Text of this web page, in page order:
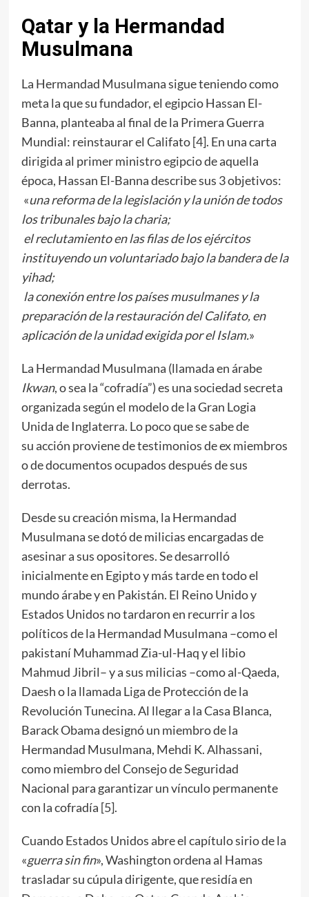
Qatar y la Hermandad
Musulmana
La Hermandad Musulmana sigue teniendo como
meta la que su fundador, el egipcio Hassan El-
Banna, planteaba al final de la Primera Guerra
Mundial: reinstaurar el Califato [4]. En una carta
dirigida al primer ministro egipcio de aquella
época, Hassan El-Banna describe sus 3 objetivos:
«una reforma de la legislación y la unión de todos
los tribunales bajo la charia;
el reclutamiento en las filas de los ejércitos
instituyendo un voluntariado bajo la bandera de la
yihad;
la conexión entre los países musulmanes y la
preparación de la restauración del Califato, en
aplicación de la unidad exigida por el Islam.»
La Hermandad Musulmana (llamada en árabe
Ikwan, o sea la “cofradía”) es una sociedad secreta
organizada según el modelo de la Gran Logia
Unida de Inglaterra. Lo poco que se sabe de
su acción proviene de testimonios de ex miembros
o de documentos ocupados después de sus
derrotas.
Desde su creación misma, la Hermandad
Musulmana se dotó de milicias encargadas de
asesinar a sus opositores. Se desarrolló
inicialmente en Egipto y más tarde en todo el
mundo árabe y en Pakistán. El Reino Unido y
Estados Unidos no tardaron en recurrir a los
políticos de la Hermandad Musulmana –como el
pakistaní Muhammad Zia-ul-Haq y el libio
Mahmud Jibril– y a sus milicias –como al-Qaeda,
Daesh o la llamada Liga de Protección de la
Revolución Tunecina. Al llegar a la Casa Blanca,
Barack Obama designó un miembro de la
Hermandad Musulmana, Mehdi K. Alhassani,
como miembro del Consejo de Seguridad
Nacional para garantizar un vínculo permanente
con la cofradía [5].
Cuando Estados Unidos abre el capítulo sirio de la
«guerra sin fin», Washington ordena al Hamas
trasladar su cúpula dirigente, que residía en